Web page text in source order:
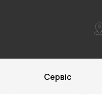
Сервіс